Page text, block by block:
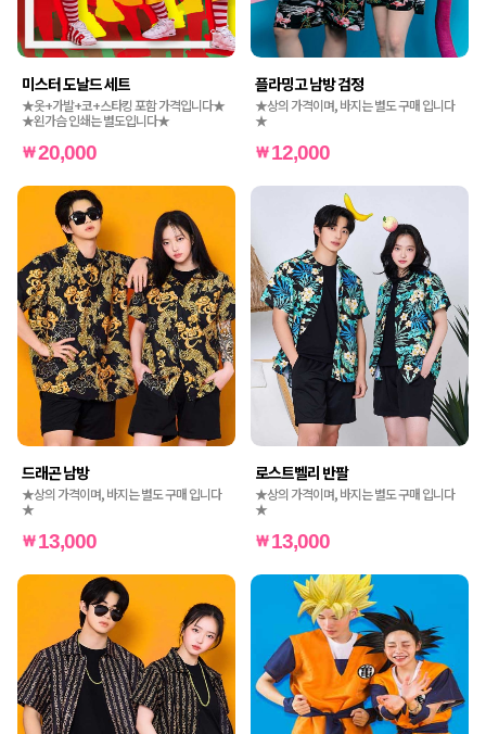
미스터 도날드 세트
★옷+가발+코+스타킹 포함 가격입니다★
★왼가슴 인쇄는 별도입니다★
20,000
플라밍고 남방 검정
★상의 가격이며, 바지는 별도 구매 입니다
★
12,000
드래곤 남방
★상의 가격이며, 바지는 별도 구매 입니다
★
13,000
로스트벨리 반팔
★상의 가격이며, 바지는 별도 구매 입니다
★
13,000